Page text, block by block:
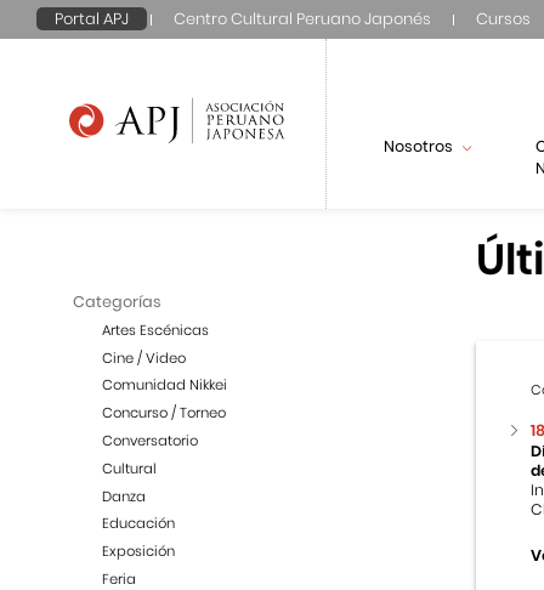
Portal APJ Centro Cultural Peruano Japonés Cursos
Nosotros
Categorías
Artes Escénicas
Cine / Video
Comunidad Nikkei
Concurso / Torneo
Conversatorio
Cultural
Danza
Educación
Exposición
Feria